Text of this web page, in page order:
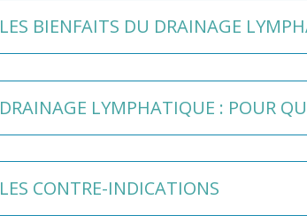
LES BIENFAITS DU DRAINAGE
DRAINAGE LYMPHATIQUE : POUR
LES CONTRE-INDICATIONS